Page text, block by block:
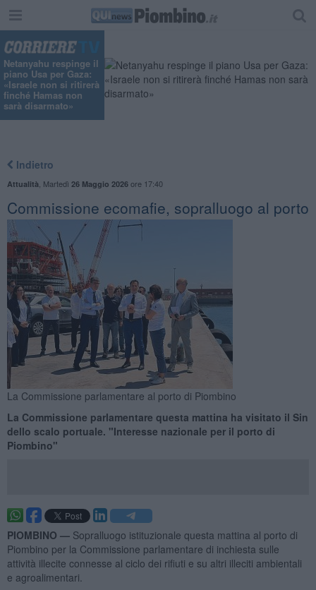
Netanyahu respinge il
piano Usa per Gaza:
«Israele non si ritirerà
finché Hamas non
sarà disarmato»
Indietro
Attualità Martedì 26 Maggio 2026ore 17:40
Commissione ecomafie, sopralluogo al porto
La Commissione parlamentare al porto di Piombino
La Commissione parlamentare questa mattina ha visitato il Sin
dello scalo portuale. "Interesse nazionale per il porto di
Piombino"
PIOMBINO — Sopralluogo istituzionale questa mattina al porto di
Piombino per la Commissione parlamentare di inchiesta sulle
attività illecite connesse al ciclo dei rifiuti e su altri illeciti ambientali
e agroalimentari.